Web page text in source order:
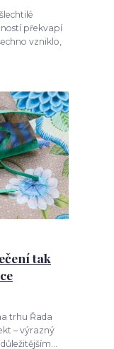
překvapí
vzniklo,
tak
trhu Řada
– výrazný